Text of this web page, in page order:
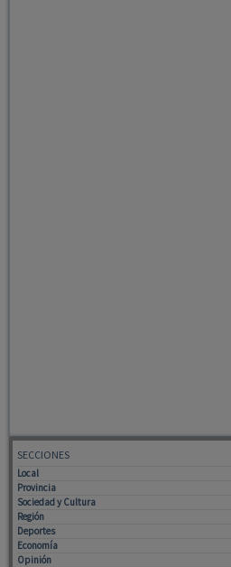
SECCIONES
Local
Provincia
Sociedad y Cultura
Región
Deportes
Economía
Opinión